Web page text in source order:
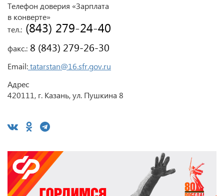
Телефон доверия «Зарплата
в конверте»
тел.: (843) 279-24-40
факс.: 8 (843) 279-26-30
Email:tatarstan@16.sfr.gov.ru
Адрес
420111, г. Казань, ул. Пушкина 8